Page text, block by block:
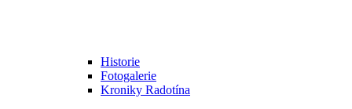
Historie
Fotogalerie
Kroniky Radotína